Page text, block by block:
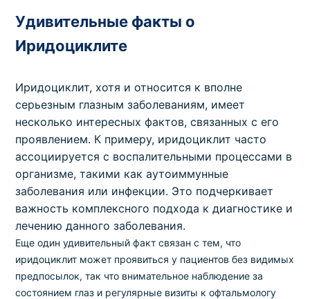
Удивительные факты о
Иридоциклите
Иридоциклит, хотя и относится к вполне
серьезным глазным заболеваниям, имеет
несколько интересных фактов, связанных с его
проявлением. К примеру, иридоциклит часто
ассоциируется с воспалительными процессами в
организме, такими как аутоиммунные
заболевания или инфекции. Это подчеркивает
важность комплексного подхода к диагностике и
лечению данного заболевания.
Еще один удивительный факт связан с тем, что
иридоциклит может проявиться у пациентов без видимых
предпосылок, так что внимательное наблюдение за
состоянием глаз и регулярные визиты к офтальмологу